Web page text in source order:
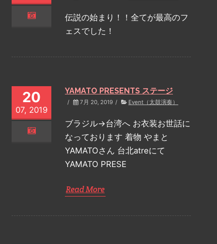
伝説の始まり！！全てが最高のフ
ェスでした！
20
07, 2019
YAMATO PRESENTS ステージ
/ 7月 20, 2019 / Event（太鼓演奏）
ブラジル→台湾へ お衣装お世話に
なっております 着物 やまと
YAMATOさん 台北atreにて
YAMATO PRESE
Read More